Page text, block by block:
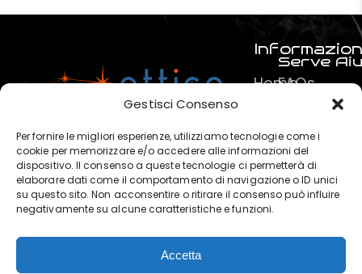
Gestisci Consenso
Per fornire le migliori esperienze, utilizziamo tecnologie come i
cookie per memorizzare e/o accedere alle informazioni del
dispositivo. Il consenso a queste tecnologie ci permetterà di
elaborare dati come il comportamento di navigazione o ID unici
su questo sito. Non acconsentire o ritirare il consenso può influire
negativamente su alcune caratteristiche e funzioni.
Accetta
Home
Chi
siamo
?
Contatti
Serve
FAQs
Pagamenti
Termini e
Privacy &